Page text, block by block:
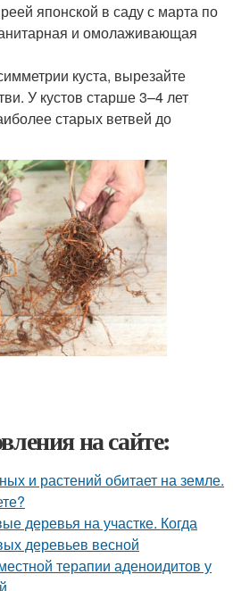
японской в саду с марта по
и омолаживающая
куста, вырезайте
У кустов старше 3–4 лет
старых ветвей до
на сайте:
и растений обитает на земле.
деревья на участке. Когда
деревьев весной
терапии аденоидитов у